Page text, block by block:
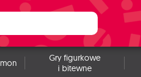
Gry figurkowe
i bitewne